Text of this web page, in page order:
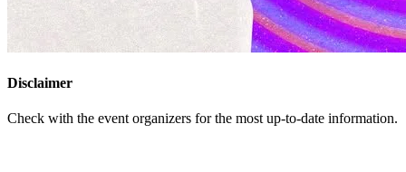
Disclaimer
Check with the event organizers for the most up-to-date information.